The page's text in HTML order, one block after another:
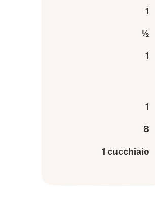
1
½
1
1
8
1 cucchiaio